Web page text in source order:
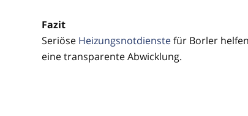
Fazit
Seriöse Heizungsnotdienstefür Borler
eine transparente Abwicklung.